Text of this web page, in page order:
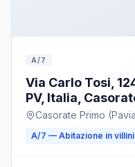
A/7
Via Carlo Tosi,
PV, Italia,
Casorate Primo
A/7 — Abitazione in villini